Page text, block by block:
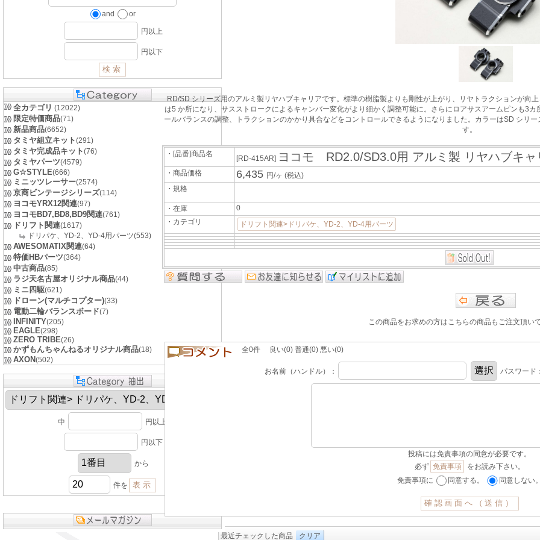
and or
円以上
円以下
全カテゴリ (12022)
限定特価商品(71)
新品商品(6652)
タミヤ組立キット(291)
タミヤ完成品キット(76)
タミヤパーツ(4579)
G☆STYLE(666)
ミニッツレーサー(2574)
京商ビンテージシリーズ(114)
ヨコモYRX12関連(97)
ヨコモBD7,BD8,BD9関連(761)
ドリフト関連(1617)
ドリパケ、YD-2、YD-4用パーツ(553)
AWESOMATIX関連(64)
特価HBパーツ(364)
中古商品(85)
ラジ天名古屋オリジナル商品(44)
ミニ四駆(621)
ドローン(マルチコプター)(33)
電動二輪バランスボード(7)
INFINITY(205)
EAGLE(298)
ZERO TRIBE(26)
かずもんちゃんねるオリジナル商品(18)
AXON(502)
中 円以上
円以下
から
件を
RD/SD シリーズ用のアルミ製リヤハブキャリアです。標準の樹脂製よりも剛性が上がり、リヤトラクションが
は5 か所になり、サスストロークによるキャンバー変化がより細かく調整可能に。さらにロアサスアームピンも3
ールバランスの調整、トラクションのかかり具合などをコントロールできるようになりました。カラーはSD シリ
す。
・[品番]商品名
[RD-415AR] ヨコモ RD2.0/SD3.0用 アルミ製 リヤハブキャ
・商品価格 6,435 円/ヶ (税込)
・規格
・在庫
0
・カテゴリ
ドリフト関連>ドリパケ、YD-2、YD-4用パーツ
この商品をお求めの方はこちらの商品もご注文頂い
全0件 良い(0) 普通(0) 悪い(0)
お名前（ハンドル）： パスワード：
投稿には免責事項の同意が必要です。
必ず 免責事項
をお読み下さい。
免責事項に
同意する。 同意しない。
最近チェックした商品 クリア